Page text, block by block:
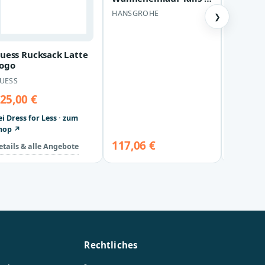
Rucksack Latte
€
Dress for Less · zum
↗
& alle Angebote
chrom , 72410000 ,
72410000 72410000
HANSGROHE
117,06 €
❯
Rechtliches